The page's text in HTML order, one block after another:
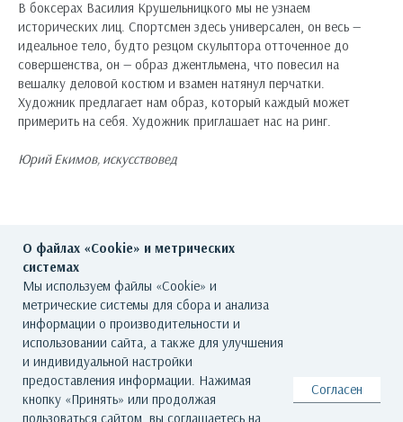
В боксерах Василия Крушельницкого мы не узнаем
исторических лиц. Спортсмен здесь универсален, он весь —
идеальное тело, будто резцом скульптора отточенное до
совершенства, он — образ джентльмена, что повесил на
вешалку деловой костюм и взамен натянул перчатки.
Художник предлагает нам образ, который каждый может
примерить на себя. Художник приглашает нас на ринг.
Юрий Екимов, искусствовед
ГЛАВНАЯ О ГАЛЕРЕЕ ХУДОЖНИКИ
КАТАЛОГ РАБОТ СОБЫТИЯ КОНТАКТЫ
© Все права защищены. Арт Баро - галерея современного искусства
О файлах «Cookie» и метрических
системах
Мы используем файлы «Cookie» и
метрические системы для сбора и анализа
информации о производительности и
использовании сайта, а также для улучшения
и индивидуальной настройки
предоставления информации. Нажимая
кнопку «Принять» или продолжая
пользоваться сайтом, вы соглашаетесь на
Согласен